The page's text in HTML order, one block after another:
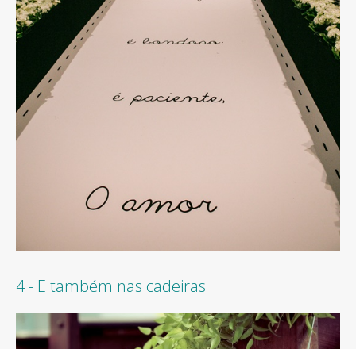
4 - E também nas cadeiras